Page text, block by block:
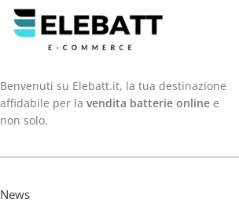
Benvenuti su Elebatt.it, la tua destinazione
affidabile per la vendita batterie online e
non solo.
News